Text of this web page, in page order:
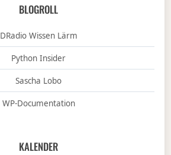
BLOGROLL
DRadio Wissen Lärm
Python Insider
Sascha Lobo
WP-Documentation
KALENDER